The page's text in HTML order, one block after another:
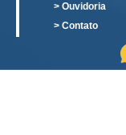
Acórdãos
Biblioteca
> Ouvidoria
> Contato